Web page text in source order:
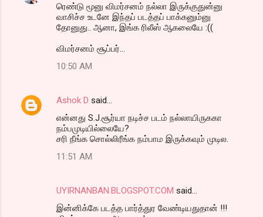
ரெண்டு மூனு விமர்சனம் நல்லா இருக்குதுன்னு
வாசிச்ச உடனே இந்தப் படத்தப் பாக்கனும்னு
தோனுது.. ஆனா, இங்க ரிலீஸ் ஆகலையே :((
விமர்சனம் சூப்பர்...
10:50 AM
Ashok D said…
என்னது S.J.சூர்யா நடிச்ச படம் நல்லாயிருககா
நம்பமுடியில்லையே?
சரி நீங்க சொல்லிரீங்க நம்பாம இருக்கவும் முடில.
11:51 AM
UYIRNANBAN.BLOGSPOT.COM said…
இன்னிக்கே படத்த பார்த்துர வேண்டியதுதான் !!!